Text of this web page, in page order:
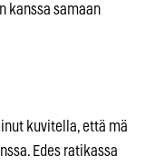
kanssa samaan
kuvitella, että mä
Edes ratikassa